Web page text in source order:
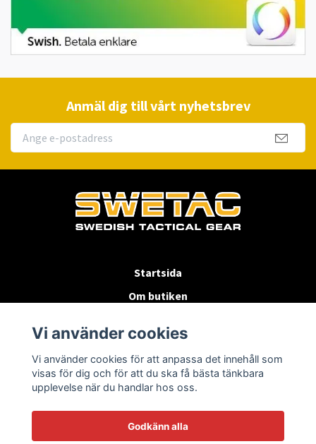
Anmäl dig till vårt nyhetsbrev
Startsida
Om butiken
Byten & Returer
Kontakta oss
Vi använder cookies
Vi använder cookies för att anpassa det innehåll som
visas för dig och för att du ska få bästa tänkbara
upplevelse när du handlar hos oss.
Godkänn alla